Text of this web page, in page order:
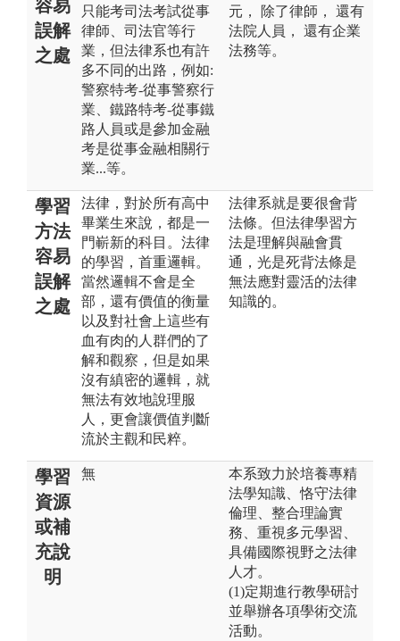
容易
誤解
之處
只能考司法考試從事
律師、司法官等行
業，但法律系也有許
多不同的出路，例如:
警察特考-從事警察行
業、鐵路特考-從事鐵
路人員或是參加金融
考是從事金融相關行
業...等。
元， 除了律師， 還有
法院人員， 還有企業
法務等。
學習
方法
容易
誤解
之處
法律，對於所有高中
畢業生來說，都是一
門嶄新的科目。法律
的學習，首重邏輯。
當然邏輯不會是全
部，還有價值的衡量
以及對社會上這些有
血有肉的人群們的了
解和觀察，但是如果
沒有縝密的邏輯，就
無法有效地說理服
人，更會讓價值判斷
流於主觀和民粹。
法律系就是要很會背
法條。但法律學習方
法是理解與融會貫
通，光是死背法條是
無法應對靈活的法律
知識的。
學習
資源
或補
充說
明
無
本系致力於培養專精
法學知識、恪守法律
倫理、整合理論實
務、重視多元學習、
具備國際視野之法律
人才。
(1)定期進行教學研討
並舉辦各項學術交流
活動。